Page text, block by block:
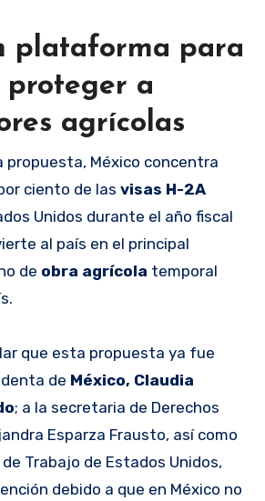
plataforma para
proteger a
agrícolas
propuesta, México concentra
ciento de las visas H-2A
Unidos durante el año fiscal
al país en el principal
de obra agrícola temporal
que esta propuesta ya fue
de México, Claudia
; a la secretaria de Derechos
Esparza Frausto, así como
Trabajo de Estados Unidos,
debido a que en México no